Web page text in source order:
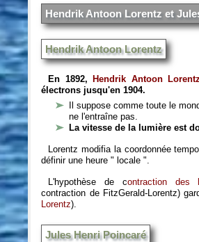
Hendrik Antoon Lorentz et
Hendrik Antoon Lorentz
En 1892, Hendrik Antoon Lorentz
électrons jusqu'en 1904.
Il suppose comme toute le
ne l'entraîne pas.
La vitesse de la lumière est
Lorentz modifia la coordonnée
définir une heure " locale ".
L'hypothèse de contraction des
contraction de FitzGerald-Lorentz)
Lorentz).
Jules Henri Poincaré